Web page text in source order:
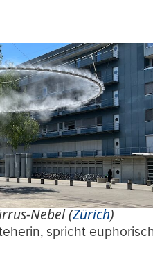
Nebel (Zürich)
spricht